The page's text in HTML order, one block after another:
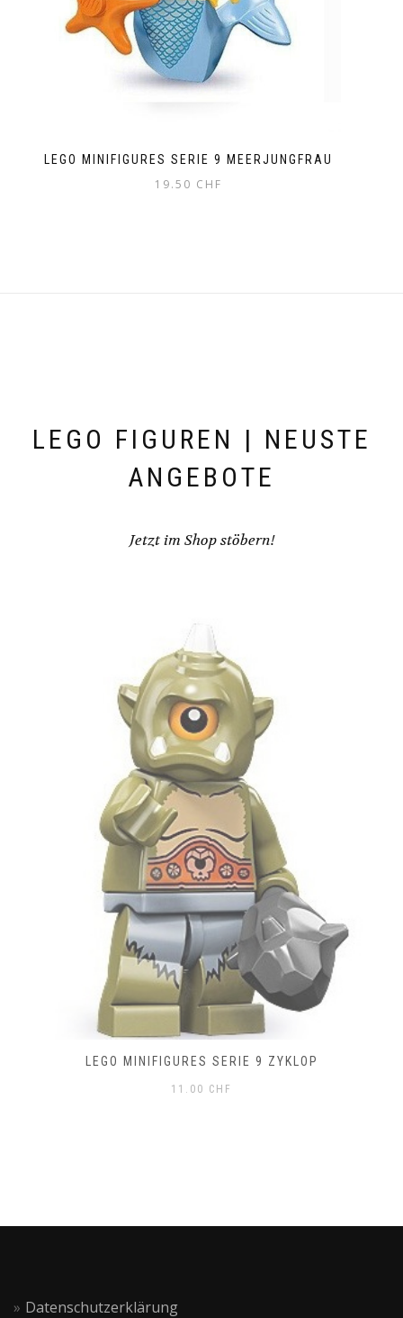
LEGO MINIFIGURES SERIE 9 MEERJUNGFRAU
19.50 CHF
LEGO FIGUREN | NEUSTE
ANGEBOTE
Jetzt im Shop stöbern!
LEGO MINIFIGURES SERIE 9 ZYKLOP
11.00 CHF
Datenschutzerklärung